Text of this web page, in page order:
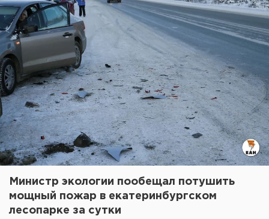
Министр экологии пообещал потушить
мощный пожар в екатеринбургском
лесопарке за сутки